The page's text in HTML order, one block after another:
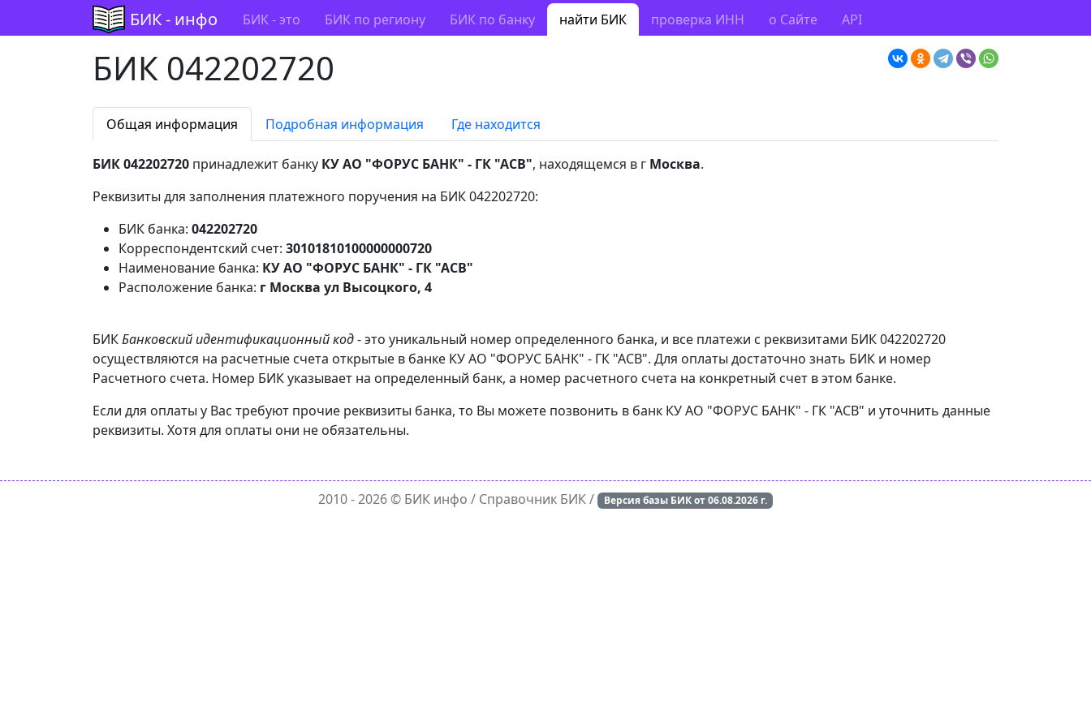
БИК - инфо БИК - это БИК по региону БИК по банку найти БИК проверка ИНН о Сайте API
БИК 042202720
Общая информация Подробная информация Где находится
БИК 042202720 принадлежит банку КУ АО "ФОРУС БАНК" - ГК "АСВ", находящемся в г Москва.
Реквизиты для заполнения платежного поручения на БИК 042202720:
БИК банка: 042202720
Корреспондентский счет: 30101810100000000720
Наименование банка: КУ АО "ФОРУС БАНК" - ГК "АСВ"
Расположение банка: г Москва ул Высоцкого, 4
БИКБанковский идентификационный код- это уникальный номер определенного банка, и все платежи с реквизитами БИК 042202720
осуществляются на расчетные счета открытые в банке КУ АО "ФОРУС БАНК" - ГК "АСВ". Для оплаты достаточно знать БИК и номер
Расчетного счета. Номер БИК указывает на определенный банк, а номер расчетного счета на конкретный счет в этом банке.
Если для оплаты у Вас требуют прочие реквизиты банка, то Вы можете позвонить в банк КУ АО "ФОРУС БАНК" - ГК "АСВ" и уточнить данные
реквизиты. Хотя для оплаты они не обязательны.
2010 - 2026 © БИК инфо / Справочник БИК / Версия базы БИК от06.08.2026г.